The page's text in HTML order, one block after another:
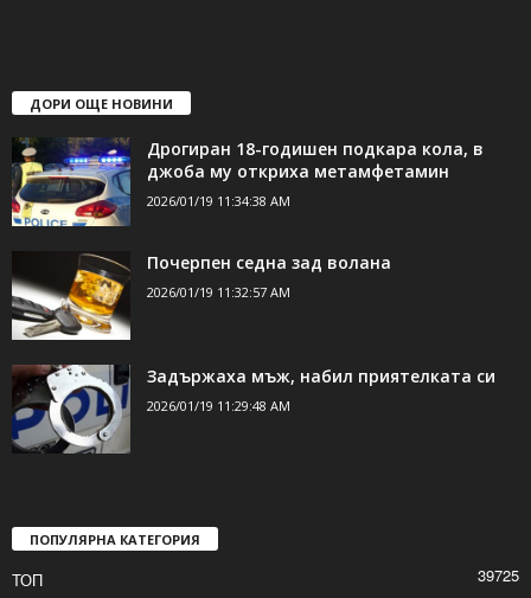
ДОРИ ОЩЕ НОВИНИ
Дрогиран 18-годишен подкара кола, в
джоба му откриха метамфетамин
2026/01/19 11:34:38 AM
Почерпен седна зад волана
2026/01/19 11:32:57 AM
Задържаха мъж, набил приятелката си
2026/01/19 11:29:48 AM
ПОПУЛЯРНА КАТЕГОРИЯ
ТОП 39725